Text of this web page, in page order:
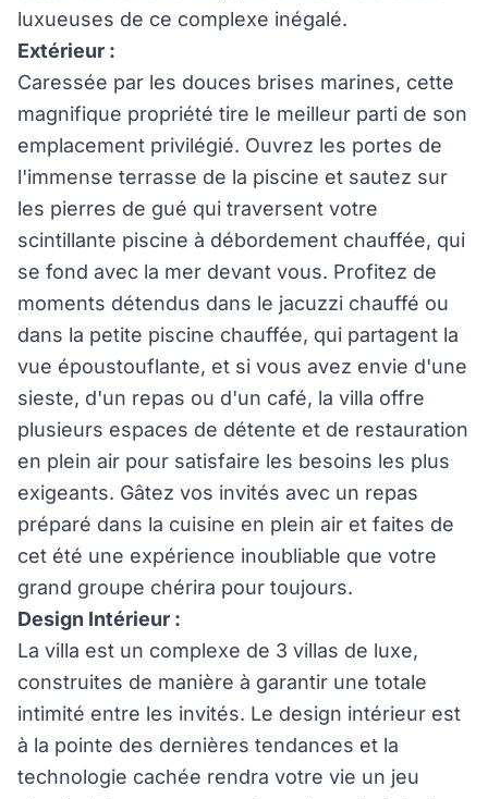
luxueuses de ce complexe inégalé.
Extérieur :
Caressée par les douces brises marines, cette
magnifique propriété tire le meilleur parti de son
emplacement privilégié. Ouvrez les portes de
l'immense terrasse de la piscine et sautez sur
les pierres de gué qui traversent votre
scintillante piscine à débordement chauffée, qui
se fond avec la mer devant vous. Profitez de
moments détendus dans le jacuzzi chauffé ou
dans la petite piscine chauffée, qui partagent la
vue époustouflante, et si vous avez envie d'une
sieste, d'un repas ou d'un café, la villa offre
plusieurs espaces de détente et de restauration
en plein air pour satisfaire les besoins les plus
exigeants. Gâtez vos invités avec un repas
préparé dans la cuisine en plein air et faites de
cet été une expérience inoubliable que votre
grand groupe chérira pour toujours.
Design Intérieur :
La villa est un complexe de 3 villas de luxe,
construites de manière à garantir une totale
intimité entre les invités. Le design intérieur est
à la pointe des dernières tendances et la
technologie cachée rendra votre vie un jeu